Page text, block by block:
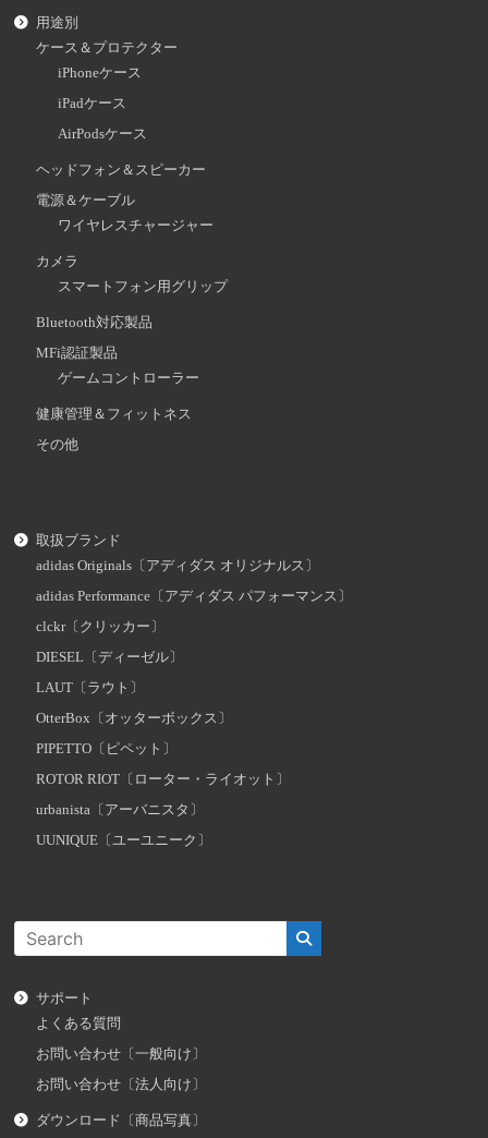
用途別
ケース＆プロテクター
iPhoneケース
iPadケース
AirPodsケース
ヘッドフォン＆スピーカー
電源＆ケーブル
ワイヤレスチャージャー
カメラ
スマートフォン用グリップ
Bluetooth対応製品
MFi認証製品
ゲームコントローラー
健康管理＆フィットネス
その他
取扱ブランド
adidas Originals〔アディダス オリジナルス〕
adidas Performance〔アディダス パフォーマンス〕
clckr〔クリッカー〕
DIESEL〔ディーゼル〕
LAUT〔ラウト〕
OtterBox〔オッターボックス〕
PIPETTO〔ピペット〕
ROTOR RIOT〔ローター・ライオット〕
urbanista〔アーバニスタ〕
UUNIQUE〔ユーユニーク〕
サポート
よくある質問
お問い合わせ〔一般向け〕
お問い合わせ〔法人向け〕
ダウンロード〔商品写真〕